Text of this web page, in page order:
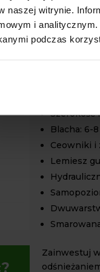
naszej witrynie.
i
podczas
wszystkie
Szerokość
Blacha: 6-
Ceowniki i
Lemiesz
Zainwestuj